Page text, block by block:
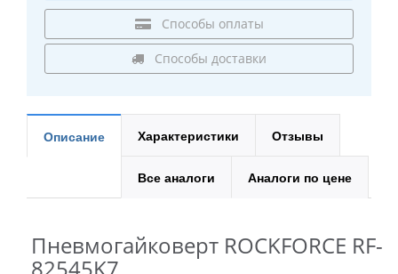
Способы оплаты
Способы доставки
Описание Характеристики Отзывы
Все аналоги Аналоги по цене
Пневмогайковерт ROCKFORCE RF-